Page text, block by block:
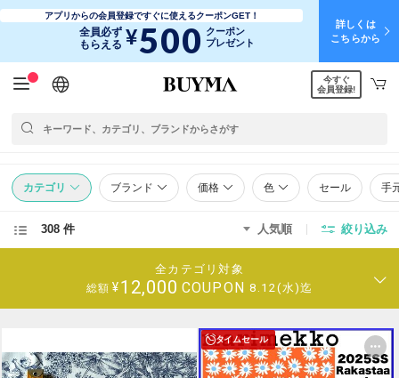
アプリからの会員登録ですぐに使えるクーポンGET！
全員必ず
もらえる ¥500 クーポン
プレゼント
詳しくは
こちらから
日本語
English
简体中文
繁體中文
今すぐ
会員登録!
カテゴリ ブランド 価格 色 セール 手
308 件 人気順 絞り込み
全カテゴリ対象
総額 ¥12,000 COUPON 8.12(水)迄
タイムセール